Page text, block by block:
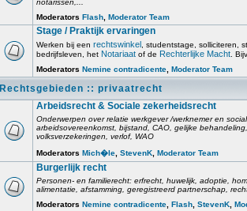
notarissen,...
Moderators Flash Moderator Team
Stage / Praktijk ervaringen
Werken bij een rechtswinkel , studentstage, solliciteren,
bedrijfsleven, het Notariaat of de Rechterlijke Macht .
Moderators Nemine contradicente Moderator Team
Rechtsgebieden :: privaatrecht
Arbeidsrecht & Sociale zekerheidsrecht
Onderwerpen over relatie werkgever /werknemer en
arbeidsovereenkomst, bijstand, CAO, gelijke
volksverzekeringen, verlof, WAO
Moderators Mich�le StevenK Moderator Team
Burgerlijk recht
Personen- en familierecht: erfrecht, huwelijk, adoptie,
alimentatie, afstamming, geregistreerd partnerschap,
Moderators Nemine contradicente Flash StevenK